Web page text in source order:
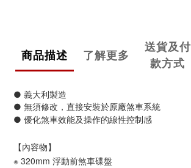
商品描述 了解更多
送貨及付
款方式
● 義大利製造
● 無須修改，直接安裝於原廠煞車系統
● 優化煞車效能及操作的線性控制感
【內容物】
※ 320mm 浮動前煞車碟盤